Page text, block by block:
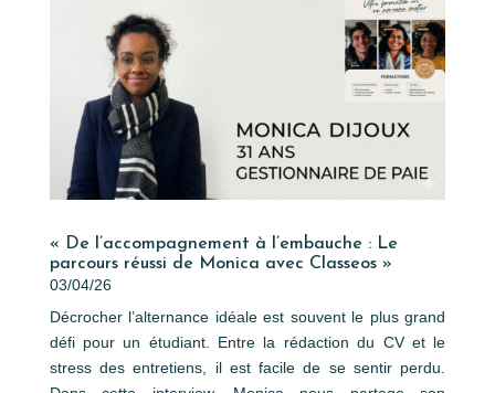
« De l’accompagnement à l’embauche : Le
parcours réussi de Monica avec Classeos »
03/04/26
Décrocher l’alternance idéale est souvent le plus grand
défi pour un étudiant. Entre la rédaction du CV et le
stress des entretiens, il est facile de se sentir perdu.